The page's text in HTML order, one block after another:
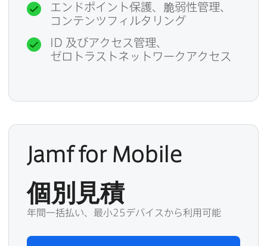
エンドポイント保護、​脆弱性管理、​
コンテンツフィルタリング
ID 及びアクセス管理、​
ゼロトラストネットワークアクセス
Jamf for Mobile
個別見積
年間一括払い、最小25デバイスから利用可能